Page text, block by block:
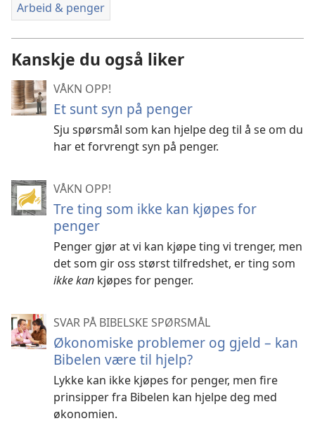
Arbeid & penger
Kanskje du også liker
VÅKN OPP!
Et sunt syn på penger
Sju spørsmål som kan hjelpe deg til å se om du
har et forvrengt syn på penger.
VÅKN OPP!
Tre ting som ikke kan kjøpes for
penger
Penger gjør at vi kan kjøpe ting vi trenger, men
det som gir oss størst tilfredshet, er ting som
ikke kan kjøpes for penger.
SVAR PÅ BIBELSKE SPØRSMÅL
Økonomiske problemer og gjeld – kan
Bibelen være til hjelp?
Lykke kan ikke kjøpes for penger, men fire
prinsipper fra Bibelen kan hjelpe deg med
økonomien.